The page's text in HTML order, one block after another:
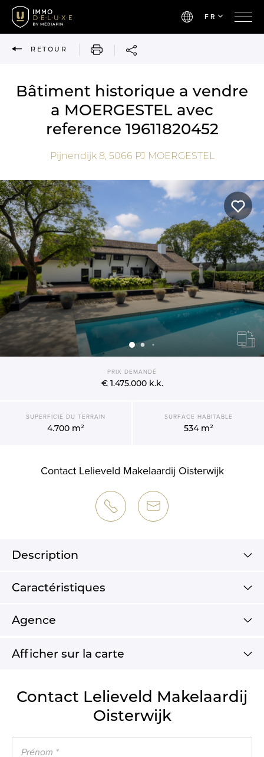
FR
RETOUR IMPRIMER
Bâtiment historique a vendre
a MOERGESTEL avec
reference 19611820452
Pijnendijk 8, 5066 PJ MOERGESTEL
PRIX DEMANDÉ
€ 1.475.000k.k.
SUPERFICIE DU TERRAIN
4.700 m²
SURFACE HABITABLE
534 m²
Contact Lelieveld Makelaardij Oisterwijk
Description
Caractéristiques
Agence
Afficher sur la carte
Contact Lelieveld Makelaardij
Oisterwijk